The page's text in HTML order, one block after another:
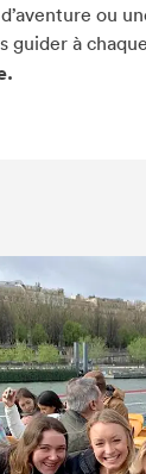
ou
guider à